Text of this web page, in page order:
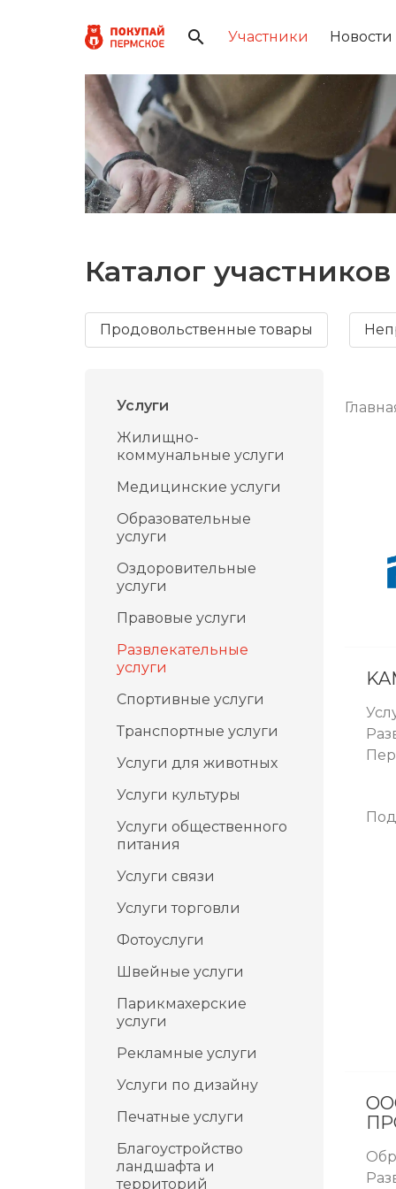
Участники Новости
Каталог участников
Продовольственные товары
Услуги
Жилищно-
коммунальные услуги
Медицинские услуги
Образовательные
услуги
Оздоровительные
услуги
Правовые услуги
Развлекательные
услуги
Спортивные услуги
Транспортные услуги
Услуги для животных
Услуги культуры
Услуги общественного
питания
Услуги связи
Услуги торговли
Фотоуслуги
Швейные услуги
Парикмахерские
услуги
Рекламные услуги
Услуги по дизайну
Печатные услуги
Благоустройство
ландшафта и
территорий